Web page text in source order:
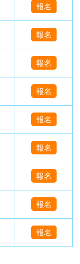
報名
報名
報名
報名
報名
報名
報名
報名
報名